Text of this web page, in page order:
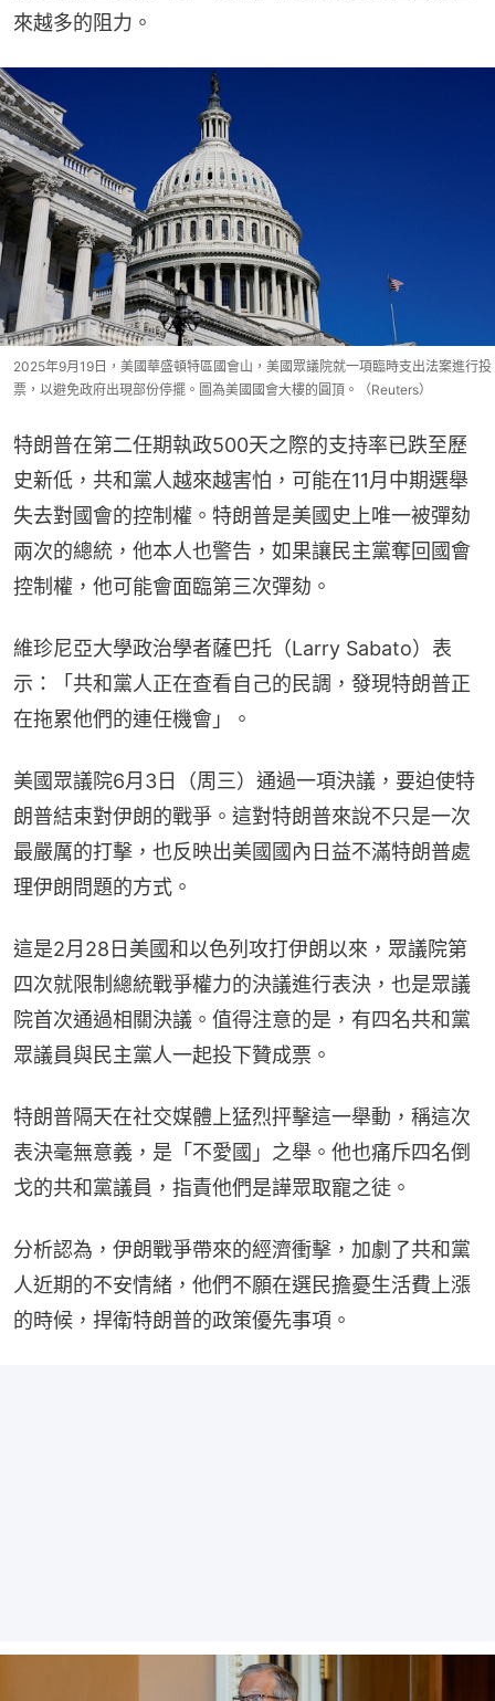
來越多的阻力。
2025年9月19日，美國華盛頓特區國會山，美國眾議院就一項臨時支出法案進行投
票，以避免政府出現部份停擺。圖為美國國會大樓的圓頂。（Reuters）
特朗普在第二任期執政500天之際的支持率已跌至歷
史新低，共和黨人越來越害怕，可能在11月中期選舉
失去對國會的控制權。特朗普是美國史上唯一被彈劾
兩次的總統，他本人也警告，如果讓民主黨奪回國會
控制權，他可能會面臨第三次彈劾。
維珍尼亞大學政治學者薩巴托（Larry Sabato）表
示：「共和黨人正在查看自己的民調，發現特朗普正
在拖累他們的連任機會」。
美國眾議院6月3日（周三）通過一項決議，要迫使特
朗普結束對伊朗的戰爭。這對特朗普來說不只是一次
最嚴厲的打擊，也反映出美國國內日益不滿特朗普處
理伊朗問題的方式。
這是2月28日美國和以色列攻打伊朗以來，眾議院第
四次就限制總統戰爭權力的決議進行表決，也是眾議
院首次通過相關決議。值得注意的是，有四名共和黨
眾議員與民主黨人一起投下贊成票。
特朗普隔天在社交媒體上猛烈抨擊這一舉動，稱這次
表決毫無意義，是「不愛國」之舉。他也痛斥四名倒
戈的共和黨議員，指責他們是譁眾取寵之徒。
分析認為，伊朗戰爭帶來的經濟衝擊，加劇了共和黨
人近期的不安情緒，他們不願在選民擔憂生活費上漲
的時候，捍衛特朗普的政策優先事項。